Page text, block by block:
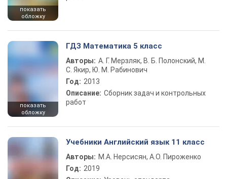
показать
обложку
показать
обложку
ГДЗ Математика 5 класс
Авторы: А. Г. Мерзляк, В. Б. Полонский, М.
С. Якир, Ю. М. Рабинович
Год: 2013
Описание: Сборник задач и контрольных
работ
Учебники Английский язык 11 класс
Авторы: М.А. Нерсисян, А.О. Пироженко
Год: 2019